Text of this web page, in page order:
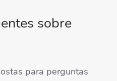
sobre
para perguntas